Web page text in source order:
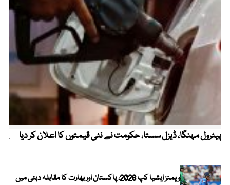
پیٹرول مہنگا، ڈیزل سستا، حکومت نے نئی قیمتوں کا اعلان کر دیا
ویمنز ایشیا کپ 2026، پاکستان اور بھارت کا مقابلہ دبئی میں